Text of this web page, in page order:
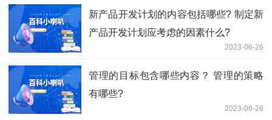
新产品开发计划的内容包括哪些? 制定新
产品开发计划应考虑的因素什么?
2023-06-26
管理的目标包含哪些内容？ 管理的策略
有哪些?
2023-06-26